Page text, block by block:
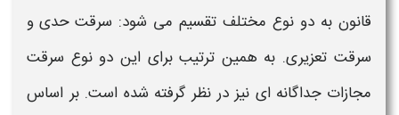
قانون به دو نوع مختلف تقسیم می شود: سرقت حدی و
سرقت تعزیری. به همین ترتیب برای این دو نوع سرقت
مجازات جداگانه ای نیز در نظر گرفته شده است. بر اساس